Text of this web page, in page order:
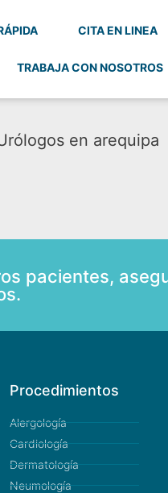
CITA EN LINEA
TRABAJA CON NOSOTROS
en arequipa
pacientes,
Procedimientos
Alergología
Cardiología
Dermatología
Neumología